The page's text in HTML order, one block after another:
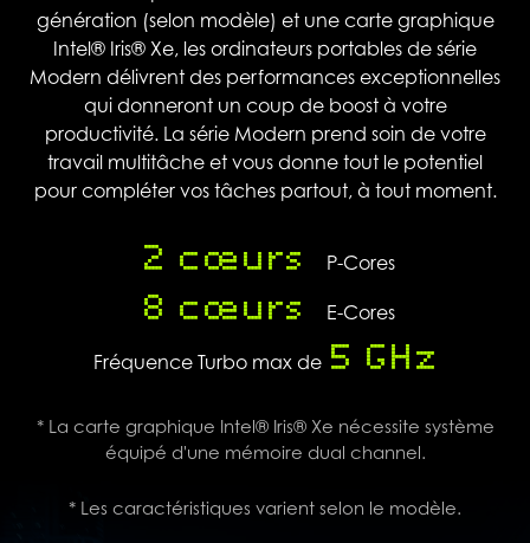
génération (selon modèle) et une carte graphique
Intel® Iris® Xe, les ordinateurs portables de série
Modern délivrent des performances exceptionnelles
qui donneront un coup de boost à votre
productivité. La série Modern prend soin de votre
travail multitâche et vous donne tout le potentiel
pour compléter vos tâches partout, à tout moment.
2 cœurs P-Cores
8 cœurs E-Cores
Fréquence Turbo max de 5 GHz
* La carte graphique Intel® Iris® Xe nécessite système
équipé d'une mémoire dual channel.
* Les caractéristiques varient selon le modèle.